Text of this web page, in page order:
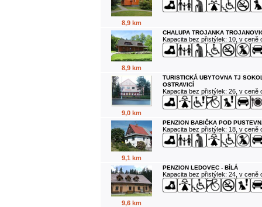
8,9 km
8,9 km
CHALUPA TROJANKA
Kapacita bez přistýlek: 10, v ceně
9,0 km
TURISTICKÁ UBYTOVNA TJ
OSTRAVICÍ
Kapacita bez přistýlek: 26, v ceně
9,1 km
PENZION BABIČKA POD
Kapacita bez přistýlek: 18, v ceně
9,6 km
PENZION LEDOVEC - BÍLÁ
Kapacita bez přistýlek: 24, v ceně